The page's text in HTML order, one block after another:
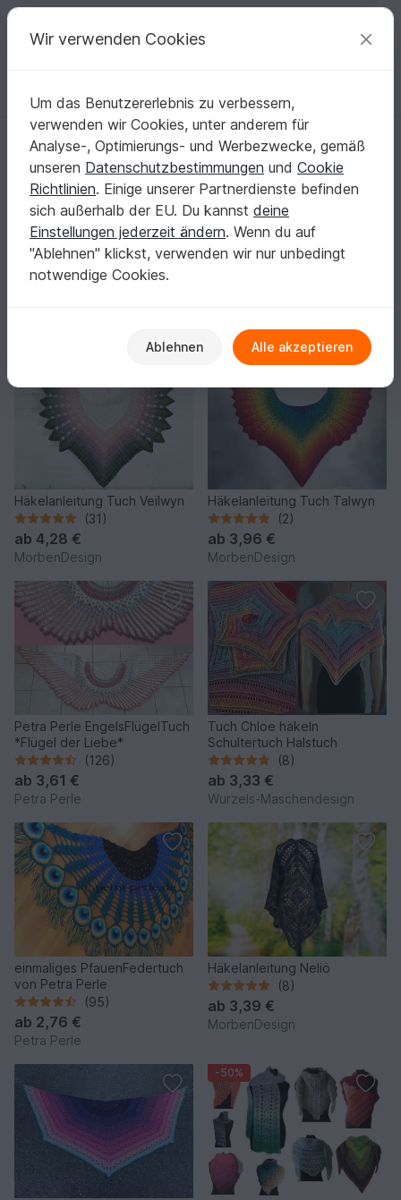
Deine kreativen Ideen
Deutsch | € (EUR) einloggen Kostenlos registrieren
Startseite Häkeln Tücher Weitere Tücher
Häkeltücher: Dein neues Lieblingsstück für
jede Jahreszeit
Ob wärmendes Schultertuch oder luftiges Statement-
Piece – mit dem richtigen Muster wird aus Garn ein Teil,
das du immer wieder tragen willst.Mehr anzeigen
Weitere Tücher 358
Häkelanleitung Tuch Veilwyn
(31)
ab 4,28 €
MorbenDesign
Häkelanleitung Tuch Talwyn
(2)
ab 3,96 €
MorbenDesign
Petra Perle EngelsFlügelTuch
*Flügel der Liebe*
(126)
ab 3,61 €
Petra Perle
Tuch Chloe häkeln
Schultertuch Halstuch
(8)
ab 3,33 €
Wurzels-Maschendesign
einmaliges PfauenFedertuch
von Petra Perle
(95)
ab 2,76 €
Petra Perle
Häkelanleitung Neliö
(8)
ab 3,39 €
MorbenDesign
-50%
Wir verwenden Cookies
Um das Benutzererlebnis zu verbessern,
verwenden wir Cookies, unter anderem für
Analyse-, Optimierungs- und Werbezwecke, gemäß
unseren Datenschutzbestimmungen und Cookie
Richtlinien. Einige unserer Partnerdienste befinden
sich außerhalb der EU. Du kannst deine
Einstellungen jederzeit ändern. Wenn du auf
"Ablehnen" klickst, verwenden wir nur unbedingt
notwendige Cookies.
Ablehnen Alle akzeptieren